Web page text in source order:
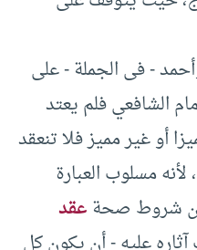
-‏ فى الجملة -‏ على
الشافعي فلم يعتد
أو غير مميز فلا تنعقد
مسلوب العبارة
من شروط صحةعقد